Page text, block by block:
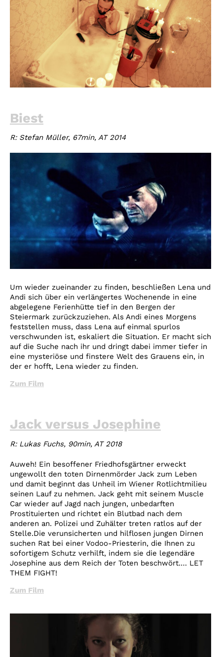
Biest
R: Stefan Müller, 67min, AT 2014
Um wieder zueinander zu finden, beschließen Lena und
Andi sich über ein verlängertes Wochenende in eine
abgelegene Ferienhütte tief in den Bergen der
Steiermark zurückzuziehen. Als Andi eines Morgens
feststellen muss, dass Lena auf einmal spurlos
verschwunden ist, eskaliert die Situation. Er macht sich
auf die Suche nach ihr und dringt dabei immer tiefer in
eine mysteriöse und finstere Welt des Grauens ein, in
der er hofft, Lena wieder zu finden.
Zum Film
Jack versus Josephine
R: Lukas Fuchs, 90min, AT 2018
Auweh! Ein besoffener Friedhofsgärtner erweckt
ungewollt den toten Dirnenmörder Jack zum Leben
und damit beginnt das Unheil im Wiener Rotlichtmilieu
seinen Lauf zu nehmen. Jack geht mit seinem Muscle
Car wieder auf Jagd nach jungen, unbedarften
Prostituierten und richtet ein Blutbad nach dem
anderen an. Polizei und Zuhälter treten ratlos auf der
Stelle.Die verunsicherten und hilflosen jungen Dirnen
suchen Rat bei einer Vodoo-Priesterin, die Ihnen zu
sofortigem Schutz verhilft, indem sie die legendäre
Josephine aus dem Reich der Toten beschwört.… LET
THEM FIGHT!
Zum Film